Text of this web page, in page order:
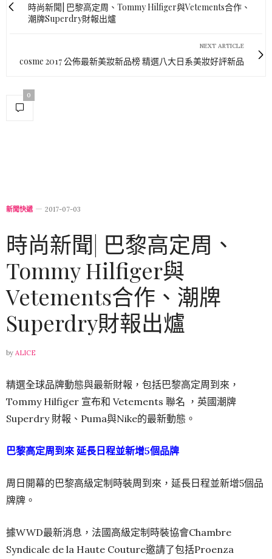
時尚新聞| 巴黎高定周、Tommy Hilfiger與Vetements合作、
潮牌Superdry財報出爐
NEXT ARTICLE
cosme 2017 公佈最新美妝新品榜 精選八大日系美妝好評新品
0
新聞快遞 2017-07-03
時尚新聞| 巴黎高定周、
Tommy Hilfiger與
Vetements合作、潮牌
Superdry財報出爐
by ALICE
精選全球品牌動態與最新財報，包括巴黎高定周到來，
Tommy Hilfiger 宣布和 Vetements 聯名 ，英國潮牌
Superdry 財報、Puma與Nike的最新動態。
巴黎高定周到來 延長日程並新增5個品牌
周日開幕的巴黎高級定制時裝周到來，延長日程並新增5個品
牌牌。
據WWD最新消息，法國高級定制時裝協會Chambre
Syndicale de la Haute Couture邀請了包括Proenza